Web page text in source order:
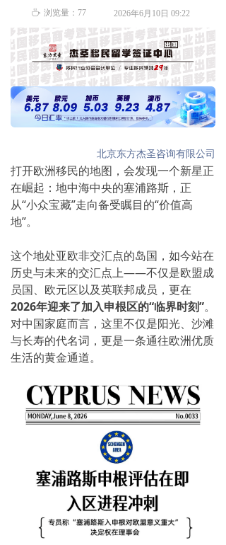
北京东方杰圣咨询有限公司
打开欧洲移民的地图，会发现一个新星正
在崛起：地中海中央的塞浦路斯，正
从“小众宝藏”走向备受瞩目的“价值高
地”。
这个地处亚欧非交汇点的岛国，如今站在
历史与未来的交汇点上——不仅是欧盟成
员国、欧元区以及英联邦成员，更在
2026年迎来了加入申根区的“临界时刻”。
对中国家庭而言，这里不仅是阳光、沙滩
与长寿的代名词，更是一条通往欧洲优质
生活的黄金通道。
2026年6月10日 09:22
ꄘ 浏览量： 77